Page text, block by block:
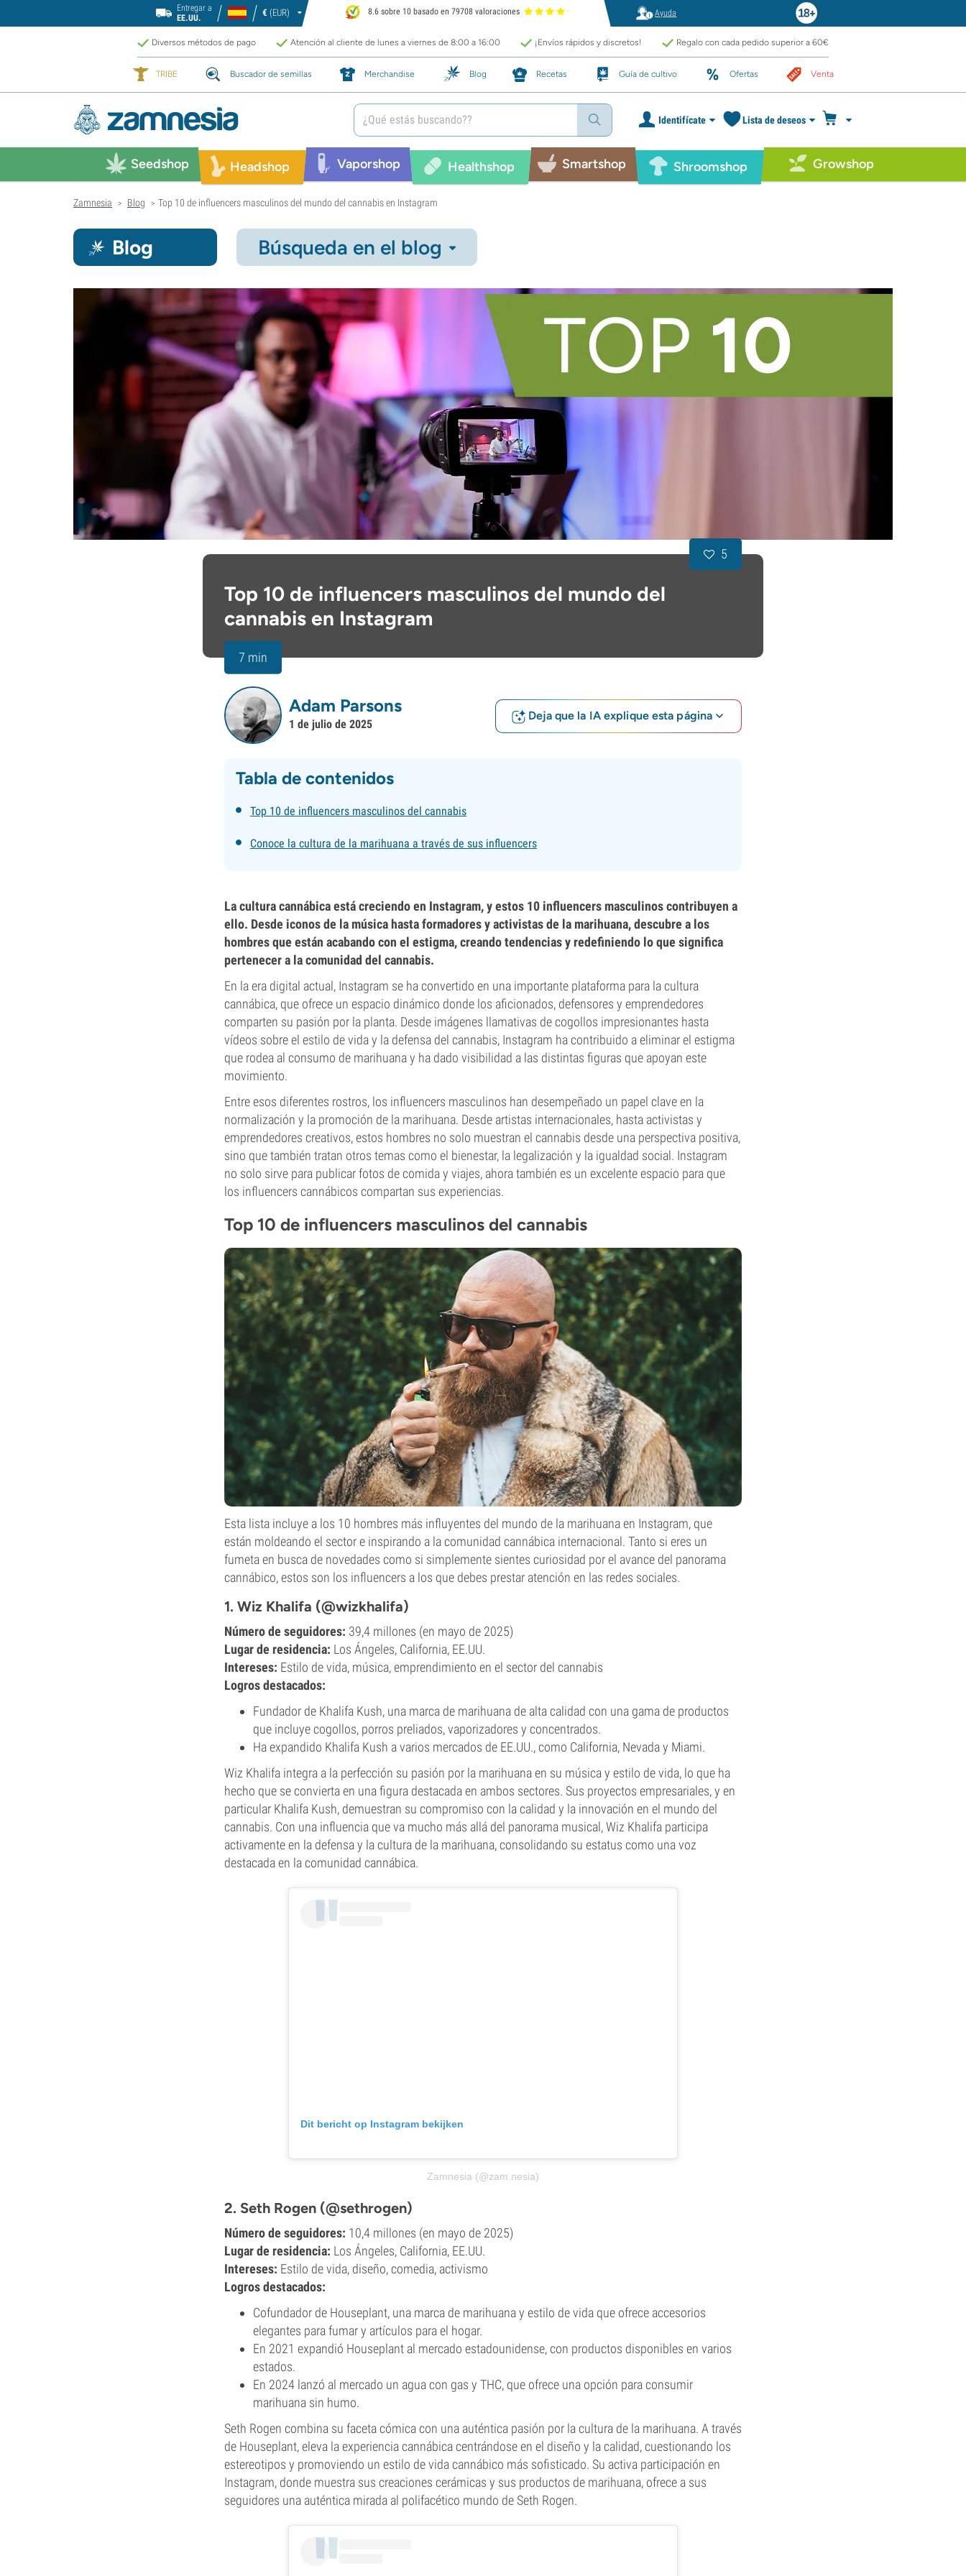
Entregar a
EE.UU.
€ (EUR) 8.6 sobre 10 basado en 79708 valoraciones Ayuda
Diversos métodos de pago Atención al cliente de lunes a viernes de 8:00 a 16:00 ¡Envíos rápidos y discretos! Regalo con cada pedido superior a 60€
TRIBE Buscador de semillas Merchandise Blog Recetas Guía de cultivo Ofertas Venta
Identifícate Lista de deseos
Seedshop Headshop Vaporshop Healthshop Smartshop Shroomshop Growshop
Zamnesia > Blog > Top 10 de influencers masculinos del mundo del cannabis en Instagram
Blog Búsqueda en el blog
Top 10 de influencers masculinos del mundo del
cannabis en Instagram
7 min
5
Adam Parsons
1 de julio de 2025
Deja que la IA explique esta página
Tabla de contenidos
Top 10 de influencers masculinos del cannabis
Conoce la cultura de la marihuana a través de sus influencers
La cultura cannábica está creciendo en Instagram, y estos 10 influencers masculinos contribuyen a
ello. Desde iconos de la música hasta formadores y activistas de la marihuana, descubre a los
hombres que están acabando con el estigma, creando tendencias y redefiniendo lo que significa
pertenecer a la comunidad del cannabis.
En la era digital actual, Instagram se ha convertido en una importante plataforma para la cultura
cannábica, que ofrece un espacio dinámico donde los aficionados, defensores y emprendedores
comparten su pasión por la planta. Desde imágenes llamativas de cogollos impresionantes hasta
vídeos sobre el estilo de vida y la defensa del cannabis, Instagram ha contribuido a eliminar el estigma
que rodea al consumo de marihuana y ha dado visibilidad a las distintas figuras que apoyan este
movimiento.
Entre esos diferentes rostros, los influencers masculinos han desempeñado un papel clave en la
normalización y la promoción de la marihuana. Desde artistas internacionales, hasta activistas y
emprendedores creativos, estos hombres no solo muestran el cannabis desde una perspectiva positiva,
sino que también tratan otros temas como el bienestar, la legalización y la igualdad social. Instagram
no solo sirve para publicar fotos de comida y viajes, ahora también es un excelente espacio para que
los influencers cannábicos compartan sus experiencias.
Top 10 de influencers masculinos del cannabis
Esta lista incluye a los 10 hombres más influyentes del mundo de la marihuana en Instagram, que
están moldeando el sector e inspirando a la comunidad cannábica internacional. Tanto si eres un
fumeta en busca de novedades como si simplemente sientes curiosidad por el avance del panorama
cannábico, estos son los influencers a los que debes prestar atención en las redes sociales.
1. Wiz Khalifa (@wizkhalifa)
Número de seguidores: 39,4 millones (en mayo de 2025)
Lugar de residencia: Los Ángeles, California, EE.UU.
Intereses: Estilo de vida, música, emprendimiento en el sector del cannabis
Logros destacados:
Fundador de Khalifa Kush, una marca de marihuana de alta calidad con una gama de productos
que incluye cogollos, porros preliados, vaporizadores y concentrados.
Ha expandido Khalifa Kush a varios mercados de EE.UU., como California, Nevada y Miami.
Wiz Khalifa integra a la perfección su pasión por la marihuana en su música y estilo de vida, lo que ha
hecho que se convierta en una figura destacada en ambos sectores. Sus proyectos empresariales, y en
particular Khalifa Kush, demuestran su compromiso con la calidad y la innovación en el mundo del
cannabis. Con una influencia que va mucho más allá del panorama musical, Wiz Khalifa participa
activamente en la defensa y la cultura de la marihuana, consolidando su estatus como una voz
destacada en la comunidad cannábica.
Dit bericht op Instagram bekijken
Zamnesia (@zam.nesia)
2. Seth Rogen (@sethrogen)
Número de seguidores: 10,4 millones (en mayo de 2025)
Lugar de residencia: Los Ángeles, California, EE.UU.
Intereses: Estilo de vida, diseño, comedia, activismo
Logros destacados:
Cofundador de Houseplant, una marca de marihuana y estilo de vida que ofrece accesorios
elegantes para fumar y artículos para el hogar.
En 2021 expandió Houseplant al mercado estadounidense, con productos disponibles en varios
estados.
En 2024 lanzó al mercado un agua con gas y THC, que ofrece una opción para consumir
marihuana sin humo.
Seth Rogen combina su faceta cómica con una auténtica pasión por la cultura de la marihuana. A través
de Houseplant, eleva la experiencia cannábica centrándose en el diseño y la calidad, cuestionando los
estereotipos y promoviendo un estilo de vida cannábico más sofisticado. Su activa participación en
Instagram, donde muestra sus creaciones cerámicas y sus productos de marihuana, ofrece a sus
seguidores una auténtica mirada al polifacético mundo de Seth Rogen.